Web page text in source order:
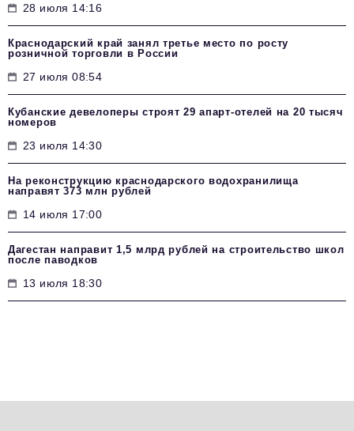
28 июля 14:16
Краснодарский край занял третье место по росту
розничной торговли в России
27 июля 08:54
Кубанские девелоперы строят 29 апарт-отелей на 20 тысяч
номеров
23 июля 14:30
На реконструкцию краснодарского водохранилища
направят 373 млн рублей
14 июля 17:00
Дагестан направит 1,5 млрд рублей на строительство школ
после паводков
13 июля 18:30